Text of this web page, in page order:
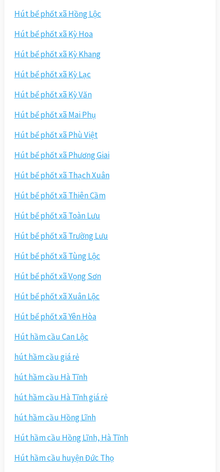
Hút bể phốt xã Hồng Lộc
Hút bể phốt xã Kỳ Hoa
Hút bể phốt xã Kỳ Khang
Hút bể phốt xã Kỳ Lạc
Hút bể phốt xã Kỳ Văn
Hút bể phốt xã Mai Phụ
Hút bể phốt xã Phù Việt
Hút bể phốt xã Phương Giai
Hút bể phốt xã Thạch Xuân
Hút bể phốt xã Thiên Cầm
Hút bể phốt xã Toàn Lưu
Hút bể phốt xã Trường Lưu
Hút bể phốt xã Tùng Lộc
Hút bể phốt xã Vọng Sơn
Hút bể phốt xã Xuân Lộc
Hút bể phốt xã Yên Hòa
Hút hầm cầu Can Lộc
hút hầm cầu giá rẻ
hút hầm cầu Hà Tĩnh
hút hầm cầu Hà Tĩnh giá rẻ
hút hầm cầu Hồng Lĩnh
Hút hầm cầu Hồng Lĩnh, Hà Tĩnh
Hút hầm cầu huyện Đức Thọ